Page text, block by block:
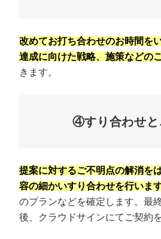
改めてお打ち合わせのお時間を
達成に向けた戦略、施策などの
きます。
④すり合わせと
提案に対するご不明点の解消を
容の細かいすり合わせを行いま
のプランなどを確定します。最
後、クラウドサインにてご契約